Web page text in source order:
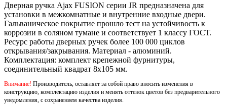
Дверная ручка Ajax FUSION серии JR предназначена для
установки в межкомнатные и внутренние входные двери.
Гальваническое покрытие прошло тест на устойчивость к
коррозии в соляном тумане и соответствует 1 классу ГОСТ.
Ресурс работы дверных ручек более 100 000 циклов
открывания/закрывания. Материал - алюминий.
Комплектация: комплект крепежной фурнитуры,
соединительный квадрат 8x105 мм.
Внимание! Производитель, оставляет за собой право вносить изменения в
конструкцию, комплектацию изделия и менять оттенок цветов без предварительного
уведомления, с сохранением качества изделия.